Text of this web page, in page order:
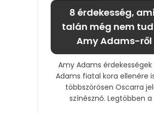
8 érdekesség,
talán még nem
Amy Adams-ről
Amy Adams érdekességek
Adams fiatal kora ellenére
többszörösen Oscarra
színésznő. Legtöbben a